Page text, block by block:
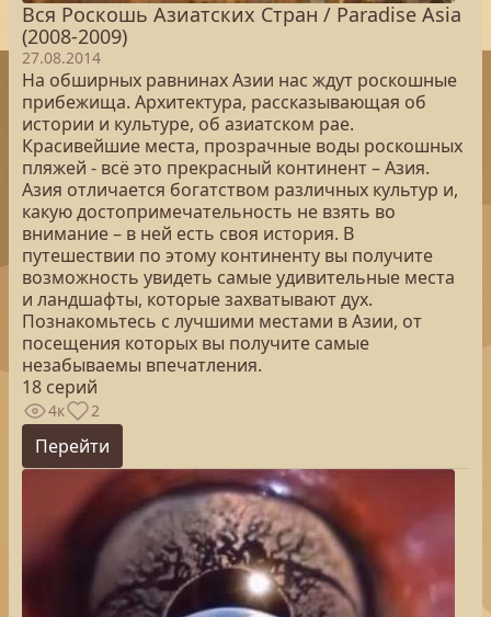
Вся Роскошь Азиатских Стран / Paradise Asia
(2008-2009)
27.08.2014
На обширных равнинах Азии нас ждут роскошные
прибежища. Архитектура, рассказывающая об
истории и культуре, об азиатском рае.
Красивейшие места, прозрачные воды роскошных
пляжей - всё это прекрасный континент – Азия.
Азия отличается богатством различных культур и,
какую достопримечательность не взять во
внимание – в ней есть своя история. В
путешествии по этому континенту вы получите
возможность увидеть самые удивительные места
и ландшафты, которые захватывают дух.
Познакомьтесь с лучшими местами в Азии, от
посещения которых вы получите самые
незабываемы впечатления.
18 серий
4к 2
Перейти